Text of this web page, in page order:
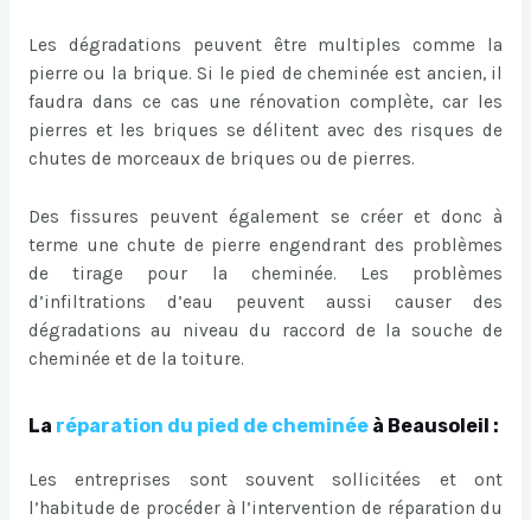
Les dégradations peuvent être multiples comme la
pierre ou la brique. Si le pied de cheminée est ancien, il
faudra dans ce cas une rénovation complète, car les
pierres et les briques se délitent avec des risques de
chutes de morceaux de briques ou de pierres.
Des fissures peuvent également se créer et donc à
terme une chute de pierre engendrant des problèmes
de tirage pour la cheminée. Les problèmes
d’infiltrations d’eau peuvent aussi causer des
dégradations au niveau du raccord de la souche de
cheminée et de la toiture.
La réparation du pied de cheminéeà Beausoleil :
Les entreprises sont souvent sollicitées et ont
l’habitude de procéder à l’intervention de réparation du